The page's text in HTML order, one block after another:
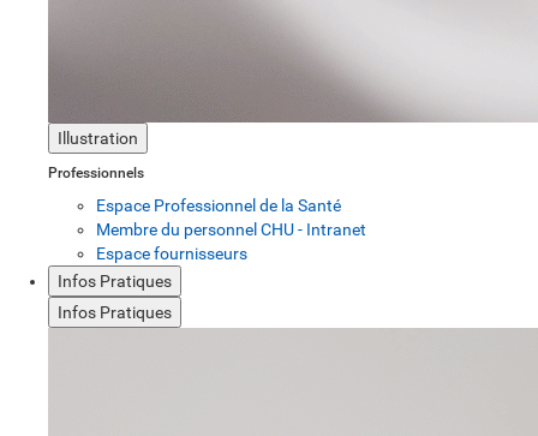
Illustration
Professionnels
Espace Professionnel de la Santé
Membre du personnel CHU - Intranet
Espace fournisseurs
Infos Pratiques
Infos Pratiques